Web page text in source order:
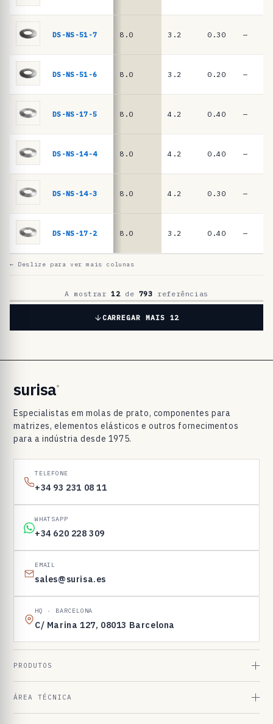
s
p
a
N
0
3
D
N
E
N
8
DS-NS-51-7 8.0 3.2 0.30 —
DS-NS-51-6 8.0 3.2 0.20 —
DS-NS-17-5 8.0 4.2 0.40 —
DS-NS-14-4 8.0 4.2 0.40 —
DS-NS-14-3 8.0 4.2 0.30 —
DS-NS-17-2 8.0 3.2 0.40 —
← Deslize para ver mais colunas
A mostrar12de 793 referências
CARREGAR MAIS 12
surisa®
Especialistas em molas de prato, componentes para
matrizes, elementos elásticos e outros fornecimentos
para a indústria desde 1975.
TELEFONE
+34 93 231 08 11
WHATSAPP
+34 620 228 309
EMAIL
sales@surisa.es
HQ · BARCELONA
C/ Marina 127, 08013 Barcelona
PRODUTOS
ÁREA TÉCNICA